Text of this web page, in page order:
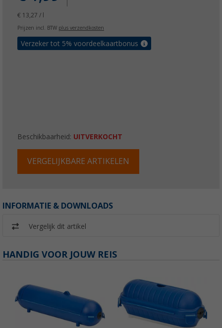
€ 13,27 / l
Prijzen incl. BTW plus verzendkosten
Verzeker tot 5% voordeelkaartbonus
Beschikbaarheid: UITVERKOCHT
VERGELIJKBARE ARTIKELEN
INFORMATIE & DOWNLOADS
Vergelijk dit artikel
HANDIG VOOR JOUW REIS